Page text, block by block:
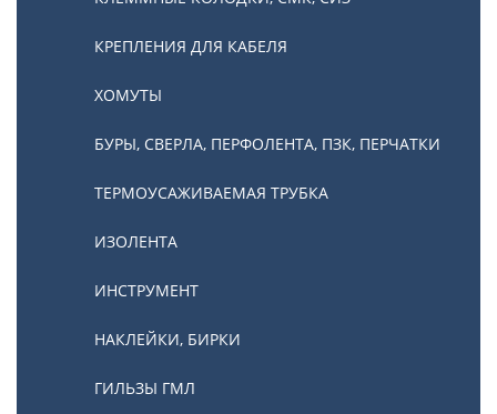
КРЕПЛЕНИЯ ДЛЯ КАБЕЛЯ
ХОМУТЫ
БУРЫ, СВЕРЛА, ПЕРФОЛЕНТА, ПЗК, ПЕРЧАТКИ
ТЕРМОУСАЖИВАЕМАЯ ТРУБКА
ИЗОЛЕНТА
ИНСТРУМЕНТ
НАКЛЕЙКИ, БИРКИ
ГИЛЬЗЫ ГМЛ